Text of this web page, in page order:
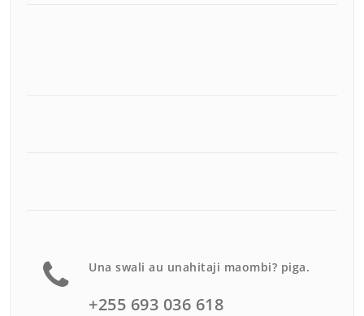
Una swali au unahitaji maombi? piga.
+255 693 036 618